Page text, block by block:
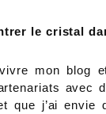
le cristal
mon blog
avec
que j’ai envie